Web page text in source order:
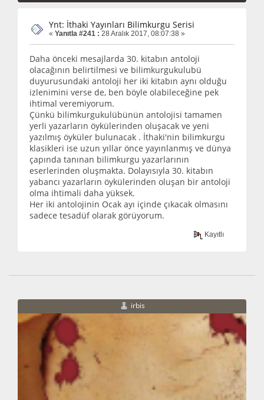
Ynt: İthaki Yayınları Bilimkurgu Serisi
« Yanıtla #241 : 28 Aralık 2017, 08:07:38 »
Daha önceki mesajlarda 30. kitabın antoloji
olacağının belirtilmesi ve bilimkurgukulubü
duyurusundaki antoloji her iki kitabın aynı olduğu
izlenimini verse de, ben böyle olabileceğine pek
ihtimal veremiyorum.
Çünkü bilimkurgukulübünün antolojisi tamamen
yerli yazarların öykülerinden oluşacak ve yeni
yazılmış öyküler bulunacak . İthaki'nin bilimkurgu
klasikleri ise uzun yıllar önce yayınlanmış ve dünya
çapında tanınan bilimkurgu yazarlarının
eserlerinden oluşmakta. Dolayısıyla 30. kitabın
yabancı yazarların öykülerinden oluşan bir antoloji
olma ihtimali daha yüksek.
Her iki antolojinin Ocak ayı içinde çıkacak olmasını
sadece tesadüf olarak görüyorum.
Kayıtlı
irbis